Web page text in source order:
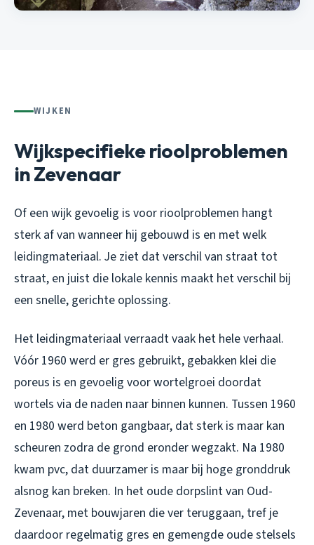
WIJKEN
Wijkspecifieke rioolproblemen
in Zevenaar
Of een wijk gevoelig is voor rioolproblemen hangt
sterk af van wanneer hij gebouwd is en met welk
leidingmateriaal. Je ziet dat verschil van straat tot
straat, en juist die lokale kennis maakt het verschil bij
een snelle, gerichte oplossing.
Het leidingmateriaal verraadt vaak het hele verhaal.
Vóór 1960 werd er gres gebruikt, gebakken klei die
poreus is en gevoelig voor wortelgroei doordat
wortels via de naden naar binnen kunnen. Tussen 1960
en 1980 werd beton gangbaar, dat sterk is maar kan
scheuren zodra de grond eronder wegzakt. Na 1980
kwam pvc, dat duurzamer is maar bij hoge gronddruk
alsnog kan breken. In het oude dorpslint van Oud-
Zevenaar, met bouwjaren die ver teruggaan, tref je
daardoor regelmatig gres en gemengde oude stelsels